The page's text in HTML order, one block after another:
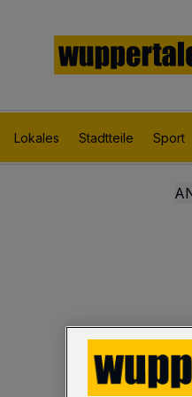
Lokales Stadtteile Sport